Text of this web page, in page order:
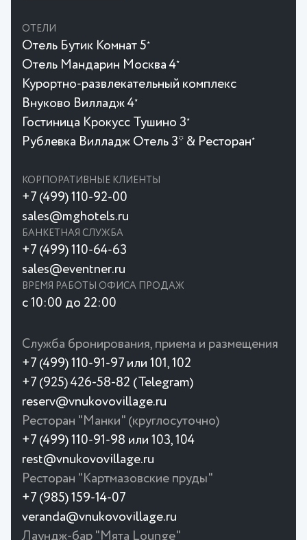
ОТЕЛИ
Отель Бутик Комнат 5★
Отель Мандарин Москва 4★
Курортно-развлекательный комплекс
Внуково Вилладж 4★
Гостиница Крокусc Тушино 3★
Рублевка Вилладж Отель 3* & Ресторан★
КОРПОРАТИВНЫЕ КЛИЕНТЫ
+7 (499) 110-92-00
sales@mghotels.ru
БАНКЕТНАЯ СЛУЖБА
+7 (499) 110-64-63
sales@eventner.ru
ВРЕМЯ РАБОТЫ ОФИСА ПРОДАЖ
с 10:00 до 22:00
Служба бронирования, приема и размещения
+7 (499) 110-91-97 или 101, 102
+7 (925) 426-58-82 (Telegram)
reserv@vnukovovillage.ru
Ресторан "Манки" (круглосуточно)
+7 (499) 110-91-98 или 103, 104
rest@vnukovovillage.ru
Ресторан "Картмазовские пруды"
+7 (985) 159-14-07
veranda@vnukovovillage.ru
Лаундж-бар "Мята Lounge"